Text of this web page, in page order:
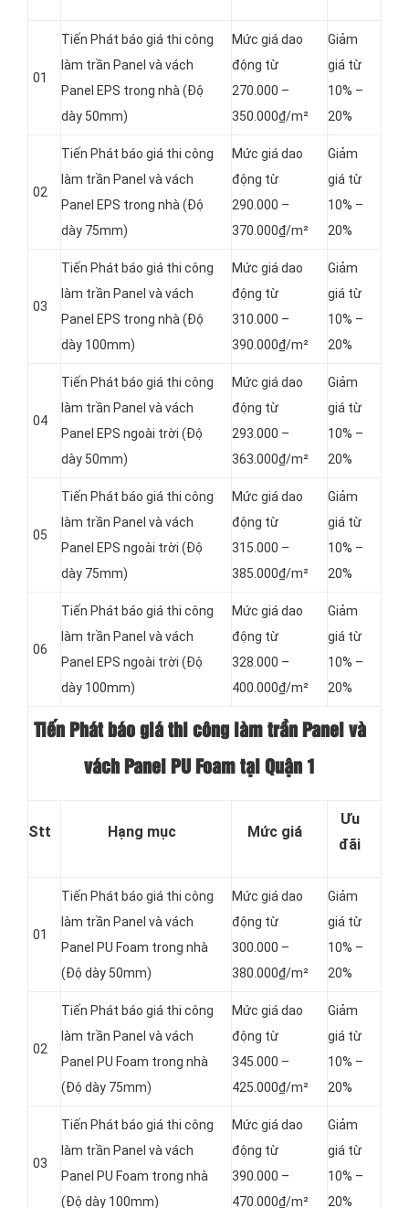
01
Tiến Phát báo giá thi công
làm trần Panel và vách
Panel EPS trong nhà (Độ
dày 50mm)
Mức giá dao
động từ
270.000 –
350.000₫/m²
Giảm
giá từ
10% –
20%
02
Tiến Phát báo giá thi công
làm trần Panel và vách
Panel EPS trong nhà (Độ
dày 75mm)
Mức giá dao
động từ
290.000 –
370.000₫/m²
Giảm
giá từ
10% –
20%
03
Tiến Phát báo giá thi công
làm trần Panel và vách
Panel EPS trong nhà (Độ
dày 100mm)
Mức giá dao
động từ
310.000 –
390.000₫/m²
Giảm
giá từ
10% –
20%
04
Tiến Phát báo giá thi công
làm trần Panel và vách
Panel EPS ngoài trời (Độ
dày 50mm)
Mức giá dao
động từ
293.000 –
363.000₫/m²
Giảm
giá từ
10% –
20%
05
Tiến Phát báo giá thi công
làm trần Panel và vách
Panel EPS ngoài trời (Độ
dày 75mm)
Mức giá dao
động từ
315.000 –
385.000₫/m²
Giảm
giá từ
10% –
20%
06
Tiến Phát báo giá thi công
làm trần Panel và vách
Panel EPS ngoài trời (Độ
dày 100mm)
Mức giá dao
động từ
328.000 –
400.000₫/m²
Giảm
giá từ
10% –
20%
Tiến Phát báo giá thi công làm trần Panel và
vách Panel PU Foam tại Quận 1
Stt Hạng mục Mức giá
Ưu
đãi
01
Tiến Phát báo giá thi công
làm trần Panel và vách
Panel PU Foam trong nhà
(Độ dày 50mm)
Mức giá dao
động từ
300.000 –
380.000₫/m²
Giảm
giá từ
10% –
20%
02
Tiến Phát báo giá thi công
làm trần Panel và vách
Panel PU Foam trong nhà
(Độ dày 75mm)
Mức giá dao
động từ
345.000 –
425.000₫/m²
Giảm
giá từ
10% –
20%
03
Tiến Phát báo giá thi công
làm trần Panel và vách
Panel PU Foam trong nhà
(Độ dày 100mm)
Mức giá dao
động từ
390.000 –
470.000₫/m²
Giảm
giá từ
10% –
20%